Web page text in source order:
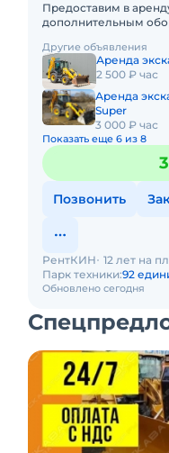
Предоставим в
дополнительным
спецтехники -
Другие объявления
Аренда
2 500 ₽ час
Аренда
Super
3 000 ₽ час
Показать еще 6 из 8
Позвонить
Обновлено сегодня
РентКИН 12 лет на
Парк техники:92